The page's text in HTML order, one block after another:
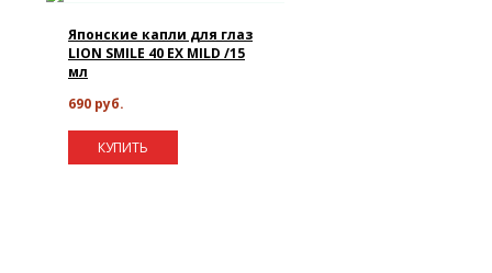
Японские капли для глаз
LION SMILE 40 EX MILD /15
мл
690 руб.
КУПИТЬ